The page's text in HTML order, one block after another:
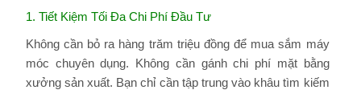
1. Tiết Kiệm Tối Đa Chi Phí Đầu Tư
Không cần bỏ ra hàng trăm triệu đồng để mua sắm máy
móc chuyên dụng. Không cần gánh chi phí mặt bằng
xưởng sản xuất. Bạn chỉ cần tập trung vào khâu tìm kiếm